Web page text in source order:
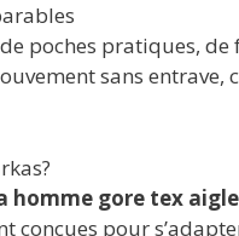
poches pratiques,
sans
homme gore tex aigle
conçues pour